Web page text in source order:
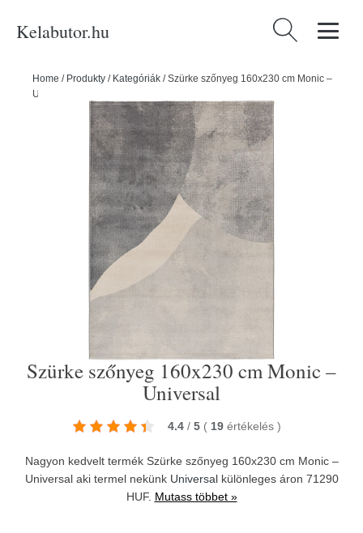
Kelabutor.hu Keresés:
Home / Produkty / Kategóriák /Szürke szőnyeg 160x230 cm Monic –
Universal
Szürke szőnyeg 160x230 cm Monic –
Universal
4.4 / 5 ( 19 értékelés )
Nagyon kedvelt termék Szürke szőnyeg 160x230 cm Monic –
Universal aki termel nekünk Universalkülönleges áron 71290
HUF. Mutass többet »